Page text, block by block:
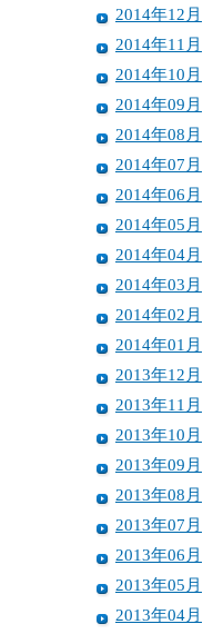
2014年12月
2014年11月
2014年10月
2014年09月
2014年08月
2014年07月
2014年06月
2014年05月
2014年04月
2014年03月
2014年02月
2014年01月
2013年12月
2013年11月
2013年10月
2013年09月
2013年08月
2013年07月
2013年06月
2013年05月
2013年04月